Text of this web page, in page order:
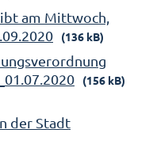
am Mittwoch,
(136 kB)
(156 kB)
der Stadt